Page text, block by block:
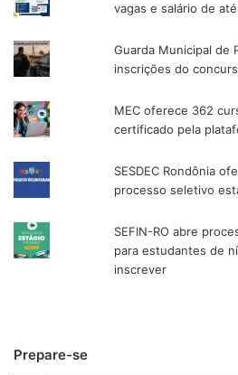
vagas e salário de
Guarda Municipal de
inscrições do
MEC oferece 362
certificado pela
SESDEC Rondônia
processo seletivo
SEFIN-RO abre
para estudantes de
inscrever
Prepare-se